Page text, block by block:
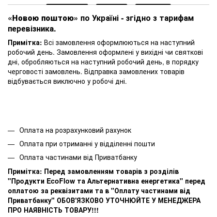
«Новою поштою» по Україні - згідно з тарифам
перевізника.
Примітка: Всі замовлення оформлюються на наступний
робочий день. Замовлення оформлені у вихідні чи святкові
дні, обробляються на наступний робочий день, в порядку
черговості замовлень. Відправка замовлених товарів
відбувається виключно у робочі дні.
Оплата на розрахунковий рахунок
Оплата при отриманні у відділенні пошти
Оплата частинами від Приватбанку
Примітка: Перед замовленням товарів з розділів
"Продукти EcoFlow та Альтернативна енергетика" перед
оплатою за реквізитами та в "Оплату частинами від
Приватбанку" ОБОВ'ЯЗКОВО УТОЧНЮЙТЕ У МЕНЕДЖЕРА
ПРО НАЯВНІСТЬ ТОВАРУ!!!